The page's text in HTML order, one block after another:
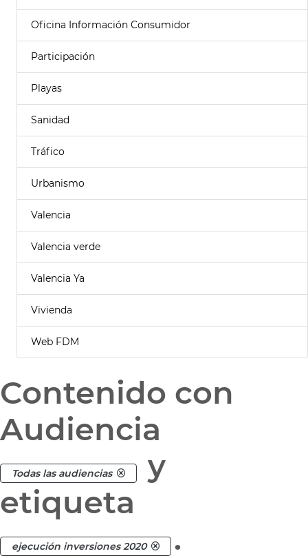
Oficina Información Consumidor
Participación
Playas
Sanidad
Tráfico
Urbanismo
Valencia
Valencia verde
Valencia Ya
Vivienda
Web FDM
Contenido con
Audiencia
Todas las audiencias
y
etiqueta
ejecución inversiones 2020 .